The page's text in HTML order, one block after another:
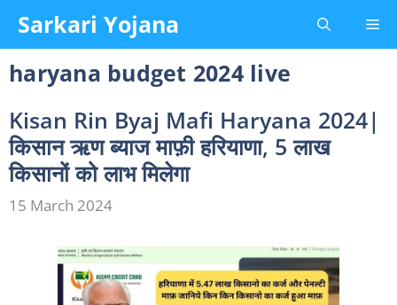
content
Sarkari Yojana
haryana budget 2024 live
Kisan Rin Byaj Mafi Haryana 2024|
किसान ऋण ब्याज माफ़ी हरियाणा, 5 लाख
किसानों को लाभ मिलेगा
15 March 2024